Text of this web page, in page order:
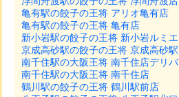
亀有駅の餃子の王将 アリオ亀有店
亀有駅の餃子の王将 亀有店
新小岩駅の餃子の王将 新小岩ルミ
京成高砂駅の餃子の王将 京成高砂
南千住駅の大阪王将 南千住店デリ
南千住駅の大阪王将 南千住店
鶴川駅の餃子の王将 鶴川駅前店